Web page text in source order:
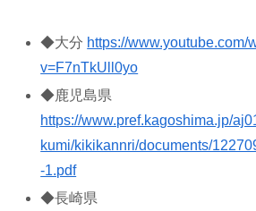
◆大分 https://www.youtube.com/
v=F7nTkUll0yo
◆鹿児島県
https://www.pref.kagoshima.jp/
kumi/kikikannri/documents/
-1.pdf
◆長崎県